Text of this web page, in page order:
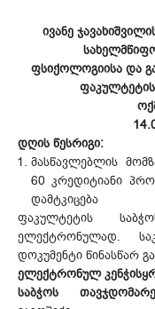
ივანე
ფსიქოლოგიისა და
დღის წესრიგი:
მასწავლებლის
60 კრედიტიანი
დამტკიცება
ფაკულტეტის
ელექტრონულად.
დოკუმენტი წინასწარ
ელექტრონულ
საბჭოს